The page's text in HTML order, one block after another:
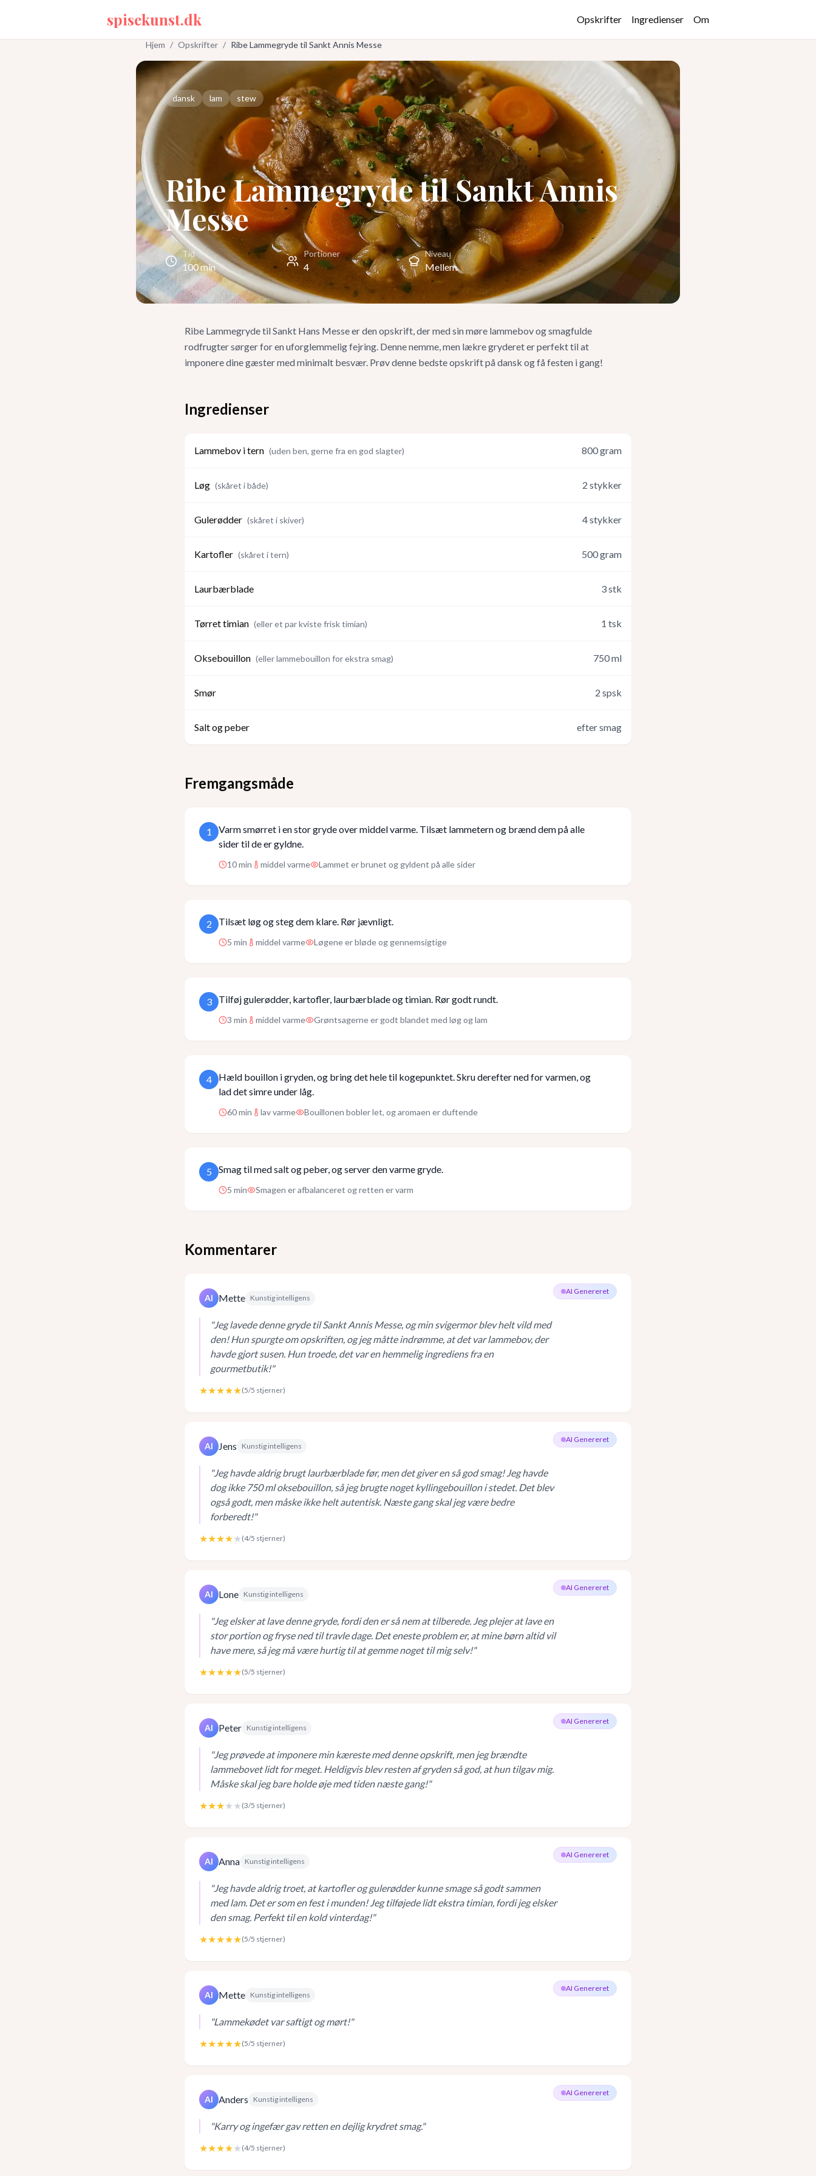
spisekunst.dk Opskrifter Ingredienser Om
Hjem / Opskrifter / Ribe Lammegryde til Sankt Annis Messe
dansk lam stew
Ribe Lammegryde til Sankt Annis
Messe
Tid
100min
Portioner
4
Niveau
Mellem
Ribe Lammegryde til Sankt Hans Messe er den opskrift, der med sin møre lammebov og smagfulde
rodfrugter sørger for en uforglemmelig fejring. Denne nemme, men lækre gryderet er perfekt til at
imponere dine gæster med minimalt besvær. Prøv denne bedste opskrift på dansk og få festen i gang!
Ingredienser
Lammebov i tern (uden ben, gerne fra en god slagter) 800gram
Løg (skåret i både) 2 stykker
Gulerødder (skåret i skiver) 4stykker
Kartofler (skåret i tern) 500gram
Laurbærblade 3stk
Tørret timian (eller et par kviste frisk timian) 1 tsk
Oksebouillon (eller lammebouillon for ekstra smag) 750ml
Smør 2 spsk
Salt og peber efter smag
Fremgangsmåde
1
Varm smørret i en stor gryde over middel varme. Tilsæt lammetern og brænd dem på alle
sider til de er gyldne.
10min middel varme Lammet er brunet og gyldent på alle sider
2 Tilsæt løg og steg dem klare. Rør jævnligt.
5 min middel varme Løgene er bløde og gennemsigtige
3 Tilføj gulerødder, kartofler, laurbærblade og timian. Rør godt rundt.
3 min middel varme Grøntsagerne er godt blandet med løg og lam
4
Hæld bouillon i gryden, og bring det hele til kogepunktet. Skru derefter ned for varmen, og
lad det simre under låg.
60min lav varme Bouillonen bobler let, og aromaen er duftende
5 Smag til med salt og peber, og server den varme gryde.
5 min Smagen er afbalanceret og retten er varm
Kommentarer
AI Genereret
AI Mette Kunstig intelligens
"Jeg lavede denne gryde til Sankt Annis Messe, og min svigermor blev helt vild med
den! Hun spurgte om opskriften, og jeg måtte indrømme, at det var lammebov, der
havde gjort susen. Hun troede, det var en hemmelig ingrediens fra en
gourmetbutik!"
★★★★★(5/5 stjerner)
AI Genereret
AI Jens Kunstig intelligens
"Jeg havde aldrig brugt laurbærblade før, men det giver en så god smag! Jeg havde
dog ikke 750 ml oksebouillon, så jeg brugte noget kyllingebouillon i stedet. Det blev
også godt, men måske ikke helt autentisk. Næste gang skal jeg være bedre
forberedt!"
★★★★★ (4/5 stjerner)
AI Genereret
AI Lone Kunstig intelligens
"Jeg elsker at lave denne gryde, fordi den er så nem at tilberede. Jeg plejer at lave en
stor portion og fryse ned til travle dage. Det eneste problem er, at mine børn altid vil
have mere, så jeg må være hurtig til at gemme noget til mig selv!"
★★★★★(5/5 stjerner)
AI Genereret
AI Peter Kunstig intelligens
"Jeg prøvede at imponere min kæreste med denne opskrift, men jeg brændte
lammebovet lidt for meget. Heldigvis blev resten af gryden så god, at hun tilgav mig.
Måske skal jeg bare holde øje med tiden næste gang!"
★★★★★ (3/5 stjerner)
AI Genereret
AI Anna Kunstig intelligens
"Jeg havde aldrig troet, at kartofler og gulerødder kunne smage så godt sammen
med lam. Det er som en fest i munden! Jeg tilføjede lidt ekstra timian, fordi jeg elsker
den smag. Perfekt til en kold vinterdag!"
★★★★★(5/5 stjerner)
AI Genereret
AI Mette Kunstig intelligens
"Lammekødet var saftigt og mørt!"
★★★★★(5/5 stjerner)
AI Genereret
AI Anders Kunstig intelligens
"Karry og ingefær gav retten en dejlig krydret smag."
★★★★★ (4/5 stjerner)